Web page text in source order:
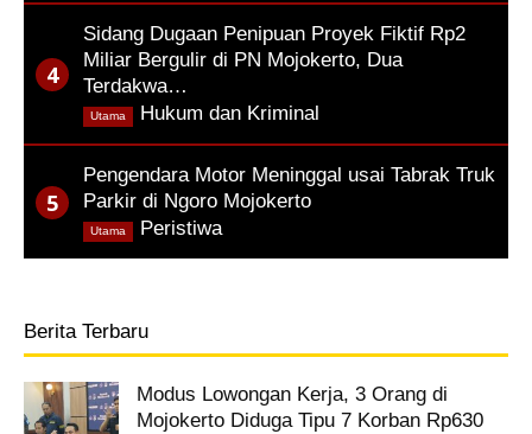
Sidang Dugaan Penipuan Proyek Fiktif Rp2
Miliar Bergulir di PN Mojokerto, Dua
Terdakwa…
Hukum dan Kriminal
Utama
Pengendara Motor Meninggal usai Tabrak Truk
Parkir di Ngoro Mojokerto
Peristiwa,
Utama
Berita Terbaru
Modus Lowongan Kerja, 3 Orang di
Mojokerto Diduga Tipu 7 Korban Rp630